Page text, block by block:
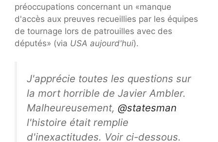
préoccupations concernant un «manque
d'accès aux preuves recueillies par les équipes
de tournage lors de patrouilles avec des
députés» (via USA aujourd'hui).
J'apprécie toutes les questions sur
la mort horrible de Javier Ambler.
Malheureusement, @statesman
l'histoire était remplie
d'inexactitudes. Voir ci-dessous.